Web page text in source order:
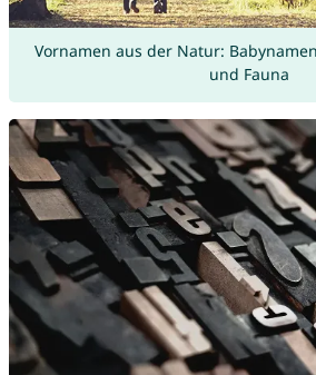
Vornamen aus der Natur:
und Fauna